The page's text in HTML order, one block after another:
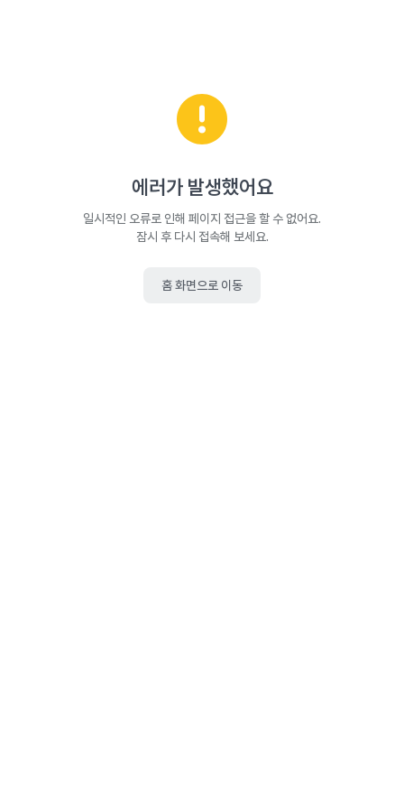
에러가 발생했어요
일시적인 오류로 인해 페이지 접근을 할 수 없어요.
잠시 후 다시 접속해 보세요.
홈 화면으로 이동